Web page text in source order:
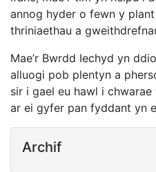
annog hyder o fewn y
thriniaethau a
Mae’r Bwrdd Iechyd yn
alluogi pob plentyn a
sir i gael eu hawl i
ar ei gyfer pan fyddant yn
Archif